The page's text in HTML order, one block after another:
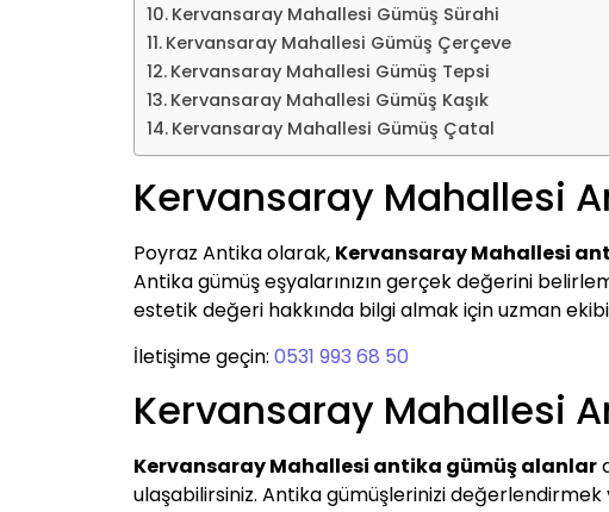
Kervansaray Mahallesi Gümüş Sürahi
Kervansaray Mahallesi Gümüş Çerçeve
Kervansaray Mahallesi Gümüş Tepsi
Kervansaray Mahallesi Gümüş Kaşık
Kervansaray Mahallesi Gümüş Çatal
Kervansaray Mahallesi
Poyraz Antika olarak, Kervansaray Mahallesi
Antika gümüş eşyalarınızın gerçek değerini
estetik değeri hakkında bilgi almak için uzman
İletişime geçin: 0531 993 68 50
Kervansaray Mahallesi
Kervansaray Mahallesi antika gümüş alanlar
ulaşabilirsiniz. Antika gümüşlerinizi